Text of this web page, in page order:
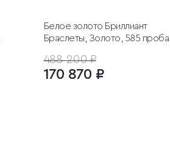
Белое золото Бриллиант
Браслеты, Золото, 585 проба
488 200 ₽
170 870 ₽